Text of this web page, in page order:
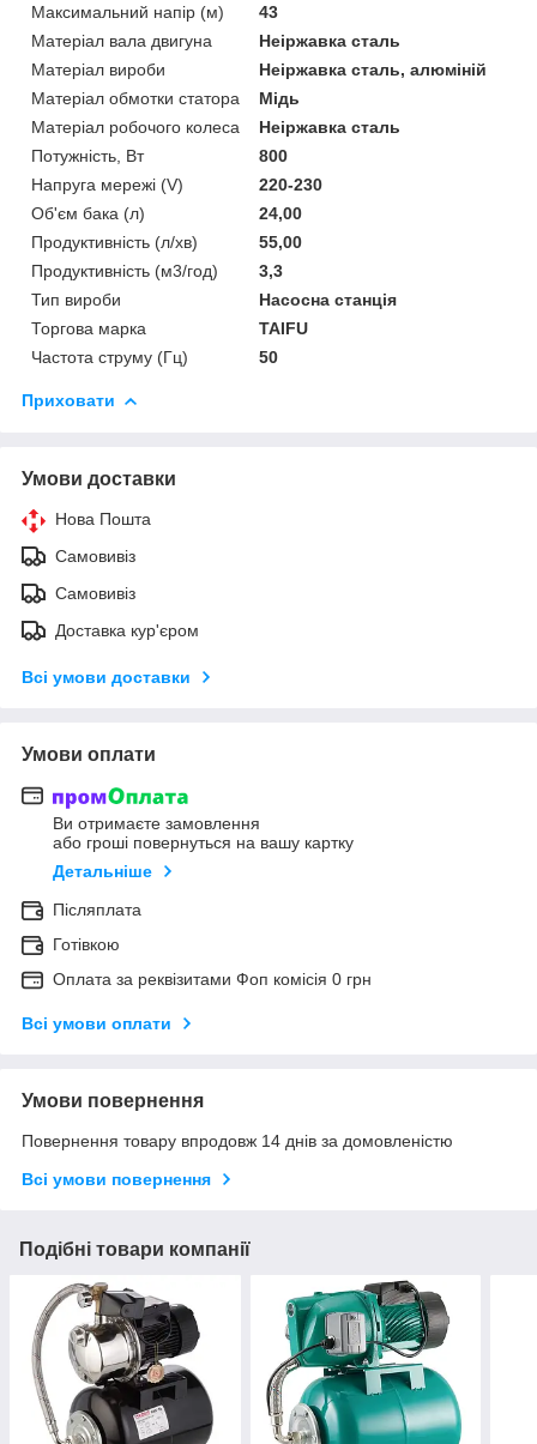
Максимальний напір (м)
43
Матеріал вала двигуна
Неіржавка сталь
Матеріал вироби
Неіржавка сталь, алюміній
Матеріал обмотки статора
Мідь
Матеріал робочого колеса
Неіржавка сталь
Потужність, Вт
800
Напруга мережі (V)
220-230
Об'єм бака (л)
24,00
Продуктивність (л/хв)
55,00
Продуктивність (м3/год)
3,3
Тип вироби
Насосна станція
Торгова марка
TAIFU
Частота струму (Гц)
50
Приховати
Умови доставки
Нова Пошта
Самовивіз
Самовивіз
Доставка кур'єром
Всі умови доставки
Умови оплати
Ви отримаєте замовлення
або гроші повернуться на вашу картку
Детальніше
Післяплата
Готівкою
Оплата за реквізитами Фоп комісія 0 грн
Всі умови оплати
Умови повернення
Повернення товару впродовж 14 днів за домовленістю
Всі умови повернення
Подібні товари компанії